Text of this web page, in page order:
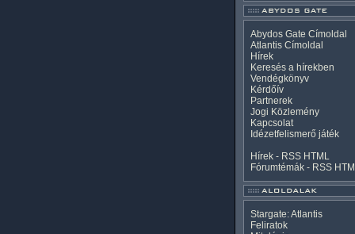
Abydos Gate Címoldal
Atlantis Címoldal
Hírek
Keresés a hírekben
Vendégkönyv
Kérdőív
Partnerek
Jogi Közlemény
Kapcsolat
Idézetfelismerő játék
Hírek - RSS HTML
Fórumtémák - RSS
Stargate: Atlantis
Feliratok